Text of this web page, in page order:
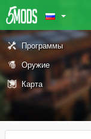
Программы
Оружие
Карта